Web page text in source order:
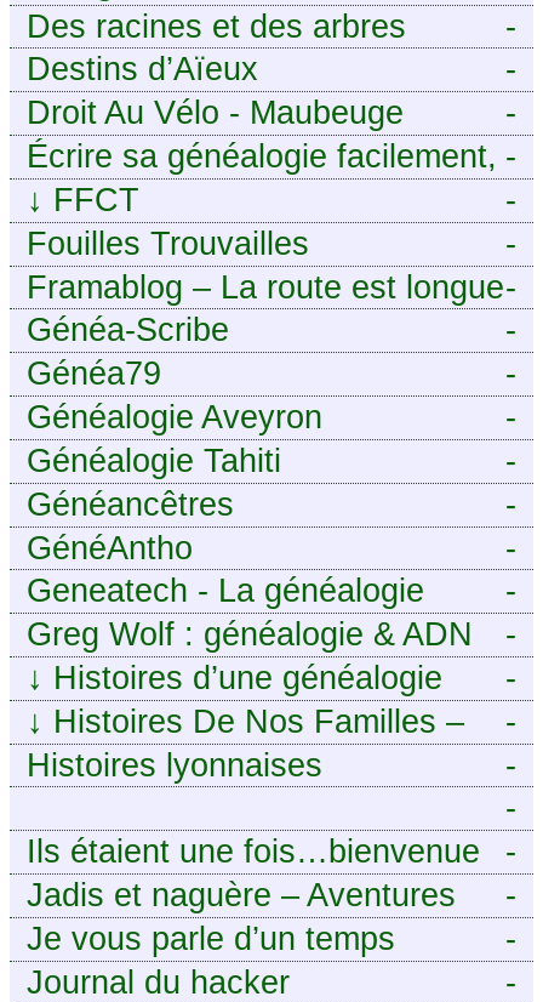
-
Des racines et des arbres
-
Destins d’Aïeux
-
Droit Au Vélo - Maubeuge
Sambre-Avesnois
-
Écrire sa généalogie facilement,
sans stress avec Généalordi
-
↓ FFCT
-
Fouilles Trouvailles
-
Framablog – La route est longue
mais la voie est libre…
-
Généa-Scribe
-
Généa79
-
Généalogie Aveyron
-
Généalogie Tahiti
-
Généancêtres
-
GénéAntho
-
Geneatech - La généalogie
numérique à portée de tous
-
Greg Wolf : généalogie & ADN
-
↓ Histoires d’une généalogie
Léonarde
-
↓ Histoires De Nos Familles –
Blog de généalogie
-
Histoires lyonnaises
-
https://
-
Ils étaient une fois…bienvenue
chez mes ancêtres. – Une
histoire tourangelle, mais pas
seulement.
-
Jadis et naguère – Aventures
généalogiques de l’Atlantique
aux contreforts des Alpes
-
Je vous parle d’un temps
-
Journal du hacker